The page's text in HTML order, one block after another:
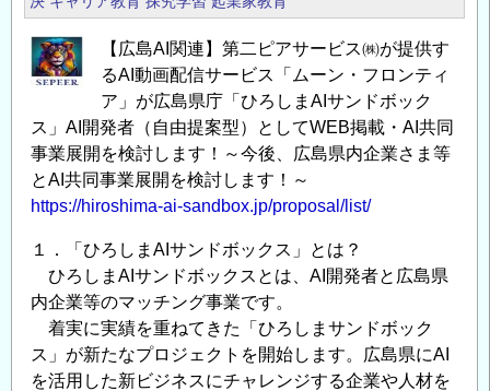
【広島AI関連】第二ピアサービス㈱が提供す
るAI動画配信サービス「ムーン・フロンティ
ア」が広島県庁「ひろしまAIサンドボック
ス」AI開発者（自由提案型）としてWEB掲載・AI共同
事業展開を検討します！～今後、広島県内企業さま等
とAI共同事業展開を検討します！～
https://hiroshima-ai-sandbox.jp/proposal/list/
１．「ひろしまAIサンドボックス」とは？
ひろしまAIサンドボックスとは、AI開発者と広島県
内企業等のマッチング事業です。
着実に実績を重ねてきた「ひろしまサンドボック
ス」が新たなプロジェクトを開始します。広島県にAI
を活用した新ビジネスにチャレンジする企業や人材を